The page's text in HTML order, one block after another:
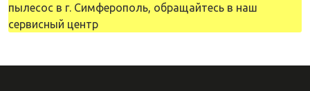
пылесос в г. Симферополь, обращайтесь в наш
сервисный центр